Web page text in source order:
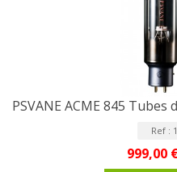
PSVANE ACME 845
Ref :
999,00